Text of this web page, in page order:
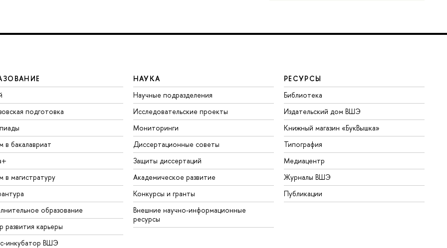
подготовка
в бакалавриат
в магистратуру
образование
развития карьеры
инкубатор ВШЭ
НАУКА
Научные подразделения
Исследовательские проекты
Мониторинги
Диссертационные советы
Защиты диссертаций
Академическое развитие
Конкурсы и гранты
Внешние научно-информационные
ресурсы
РЕСУРСЫ
Библиотека
Издательский дом ВШЭ
Книжный магазин «БукВышка»
Типография
Медиацентр
Журналы ВШЭ
Публикации